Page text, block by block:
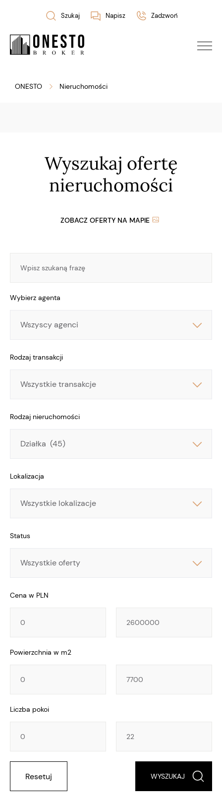
Szukaj Napisz Zadzwoń
ONESTO Nieruchomości
Wyszukaj ofertę
nieruchomości
ZOBACZ OFERTY NA MAPIE
Wybierz agenta
agenta
Rodzaj transakcji
transakcji
Rodzaj nieruchomości
nieruchomości
Lokalizacja
Status
Cena w PLN
Powierzchnia w m2
Liczba pokoi
pokoi
pokoi
Resetuj